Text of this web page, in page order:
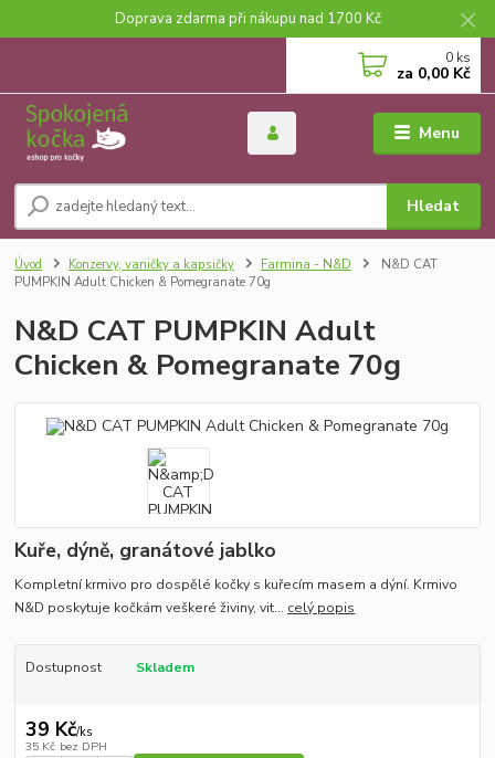
Doprava zdarma při nákupu nad 1700 Kč
Menu
Hledat
0 ks
za 0,00 Kč
Úvod Konzervy, vaničky a kapsičky Farmina - N&D
N&D CAT
PUMPKIN Adult Chicken & Pomegranate 70g
N&D CAT PUMPKIN Adult
Chicken & Pomegranate 70g
Kuře, dýně, granátové jablko
Kompletní krmivo pro dospělé kočky s kuřecím masem a dýní. Krmivo
N&D poskytuje kočkám veškeré živiny, vit... celý popis
Dostupnost Skladem
39 Kč/ks
35 Kč bez DPH